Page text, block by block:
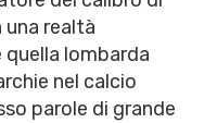
una realtà
lombarda
nel calcio
parole di grande